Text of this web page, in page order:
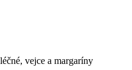
vejce a margaríny